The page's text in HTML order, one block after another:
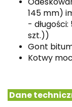
145 mm)
-
szt.))
Gont
Kotwy
Dane